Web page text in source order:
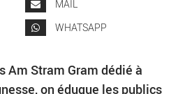
MAIL
WHATSAPP
Am Stram Gram dédié à
on éduque les publics